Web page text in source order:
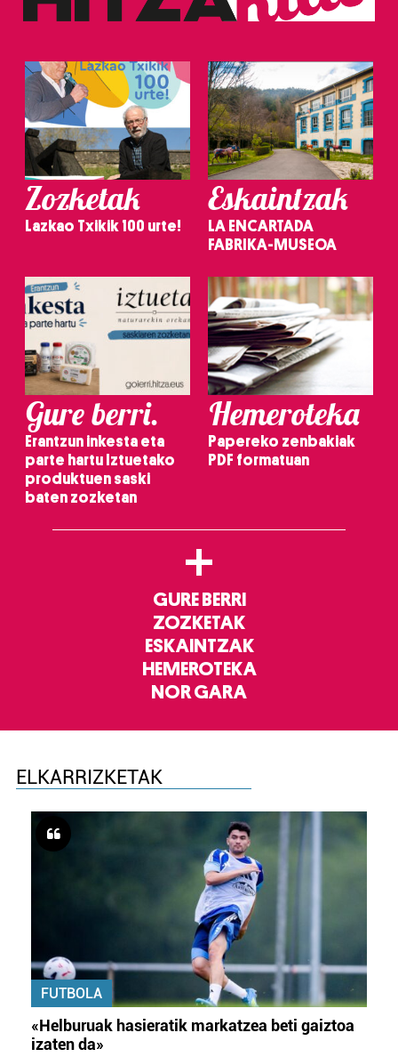
Zozketak
Lazkao Txikik 100 urte!
Eskaintzak
LA ENCARTADA
FABRIKA-MUSEOA
Gure berri.
Erantzun inkesta eta
parte hartu Iztuetako
produktuen saski
baten zozketan
Hemeroteka
Papereko zenbakiak
PDF formatuan
+
GURE BERRI
ZOZKETAK
ESKAINTZAK
HEMEROTEKA
NOR GARA
ELKARRIZKETAK
FUTBOLA
«Helburuak hasieratik markatzea beti gaiztoa
izaten da»